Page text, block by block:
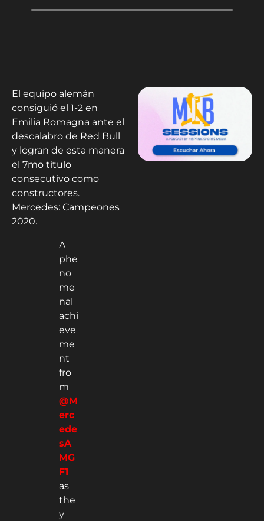
El equipo alemán
consiguió el 1-2 en
Emilia Romagna ante el
descalabro de Red Bull
y logran de esta manera
el 7mo titulo
consecutivo como
constructores.
Mercedes: Campeones
2020.
A
phe
no
me
nal
achi
eve
me
nt
fro
m
@M
erc
ede
sA
MG
F1
as
the
y